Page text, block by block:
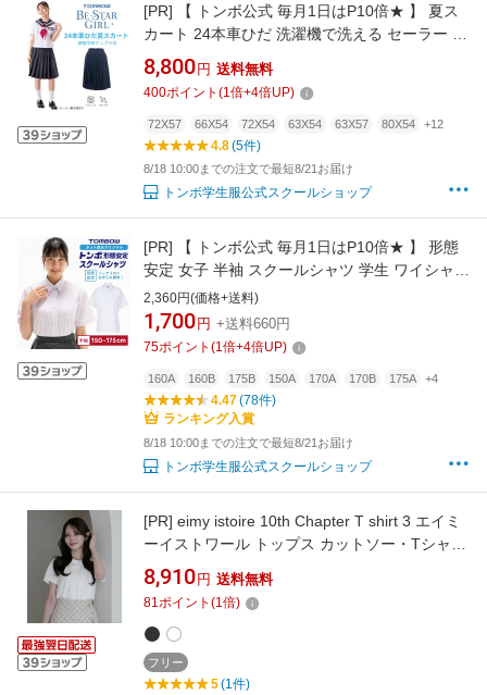
[PR]
【 トンボ公式 毎月1日はP10倍★ 】 夏ス
カート 24本車ひだ 洗濯機で洗える セーラー 中
学 高校 女子 トンボ学生服 13k0812
8,800 円 送料無料
400ポイント (1倍+4倍UP)
72X57 66X54 72X54 63X54 63X57 80X54 +12
4.8(5件)
8/18 10:00までの注文で最短8/21お届け
トンボ学生服公式スクールショップ
[PR]
【 トンボ公式 毎月1日はP10倍★ 】 形態
安定 女子 半袖 スクールシャツ 学生 ワイシャツ
シャツ 抗菌防臭 カッターシャツ 中学生 高校生
レディース 制服 ブラウス 白 ホワイト 大きいサ
イズ 涼しい yシャツ 夏 襟付き 胸ポケット 無地
2,360円(価格+送料)
1,700 円 +送料660円
75ポイント (1倍+4倍UP)
160A 160B 175B 150A 170A 170B 175A +4
4.47(78件)
ランキング入賞
8/18 10:00までの注文で最短8/21お届け
トンボ学生服公式スクールショップ
[PR] eimy istoire 10th Chapter T shirt 3 エイミ
ーイストワール トップス カットソー・Tシャツ
ホワイト ブラック【送料無料】
8,910 円 送料無料
81ポイント (1倍)
フリー
5(1件)